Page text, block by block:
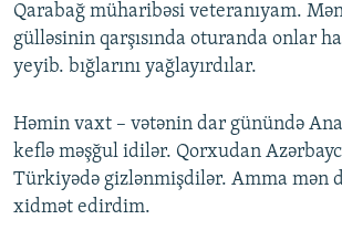
Qarabağ müharibəsi veteranıyam.
gülləsinin qarşısında oturanda onlar
yeyib. bığlarını yağlayırdılar.
Həmin vaxt – vətənin dar günündə
keflə məşğul idilər. Qorxudan
Türkiyədə gizlənmişdilər. Amma mən
xidmət edirdim.